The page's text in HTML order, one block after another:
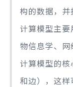
构的数据，
计算模型主
物信息学、
计算模型的
和边），这